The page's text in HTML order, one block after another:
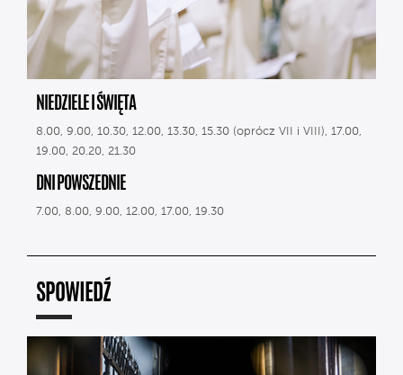
NIEDZIELE I ŚWIĘTA
8.00, 9.00, 10.30, 12.00, 13.30, 15.30 (oprócz VII i VIII), 17.00,
19.00, 20.20, 21.30
DNI POWSZEDNIE
7.00, 8.00, 9.00, 12.00, 17.00, 19.30
SPOWIEDŹ